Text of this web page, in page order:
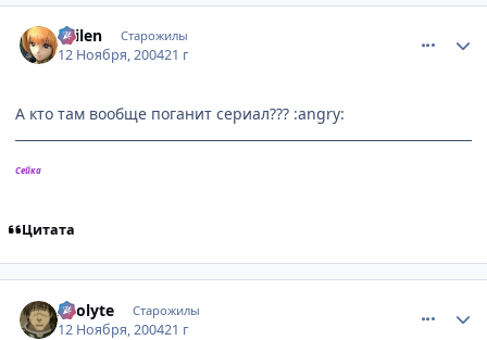
Sailen Старожилы
12 Ноября, 200421 г
А кто там вообще поганит сериал??? :angry:
Сейка
Цитата
Acolyte Старожилы
12 Ноября, 200421 г